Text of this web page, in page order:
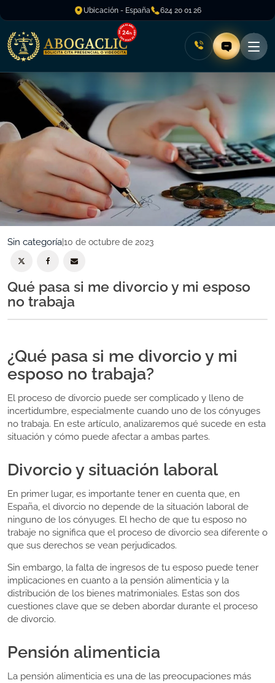
Ubicación - España 624 20 01 26
Sin categoría10 de octubre de 2023
Qué pasa si me divorcio y mi esposo
no trabaja
¿Qué pasa si me divorcio y mi
esposo no trabaja?
El proceso de divorcio puede ser complicado y lleno de
incertidumbre, especialmente cuando uno de los cónyuges
no trabaja. En este artículo, analizaremos qué sucede en esta
situación y cómo puede afectar a ambas partes.
Divorcio y situación laboral
En primer lugar, es importante tener en cuenta que, en
España, el divorcio no depende de la situación laboral de
ninguno de los cónyuges. El hecho de que tu esposo no
trabaje no significa que el proceso de divorcio sea diferente o
que sus derechos se vean perjudicados.
Sin embargo, la falta de ingresos de tu esposo puede tener
implicaciones en cuanto a la pensión alimenticia y la
distribución de los bienes matrimoniales. Estas son dos
cuestiones clave que se deben abordar durante el proceso
de divorcio.
Pensión alimenticia
La pensión alimenticia es una de las preocupaciones más